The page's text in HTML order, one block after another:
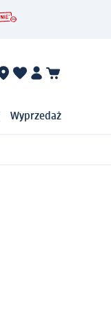
Wyprzedaż